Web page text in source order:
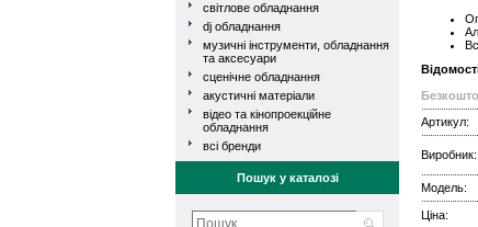
світлове обладнання
dj обладнання
музичні інструменти, обладнання
та аксесуари
сценічне обладнання
акустичні матеріали
відео та кінопроекційне
обладнання
всі бренди
Пошук у каталозі
Артикул:
Виробник:
Модель:
Ціна: